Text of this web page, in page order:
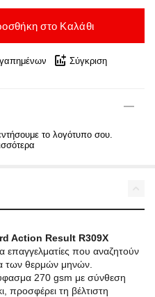
στο Καλάθι
Σύγκριση
το λογότυπο σου.
Action Result R309X
επαγγελματίες που αναζητούν
των θερμών μηνών.
270 gsm με σύνθεση
προσφέρει τη βέλτιστη